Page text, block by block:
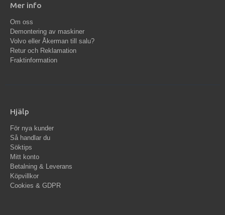
Mer info
Om oss
Demontering av maskiner
Volvo eller Åkerman till salu?
Retur och Reklamation
Fraktinformation
Hjälp
För nya kunder
Så handlar du
Söktips
Mitt konto
Betalning & Leverans
Köpvillkor
Cookies & GDPR